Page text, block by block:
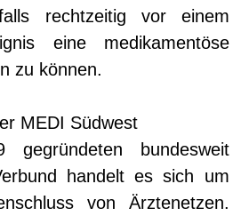
rechtzeitig vor einem
eine medikamen­töse
zu können.
MEDI Südwest
bundesweit
handelt es sich um
von Ärztenetzen.